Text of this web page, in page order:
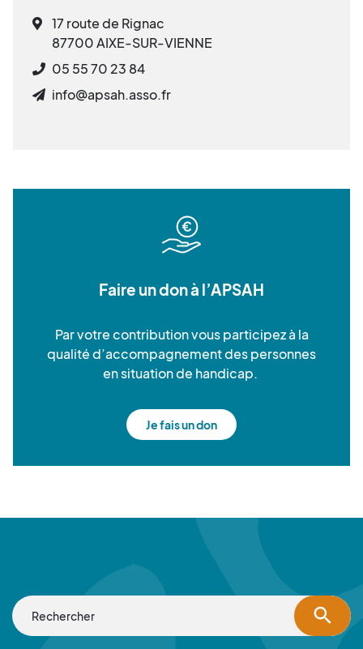
17 route de Rignac
87700 AIXE-SUR-VIENNE
05 55 70 23 84
info@apsah.asso.fr
Faire un don à l’APSAH
Par votre contribution vous participez à la
qualité d’accompagnement des personnes
en situation de handicap.
Je fais un don
search